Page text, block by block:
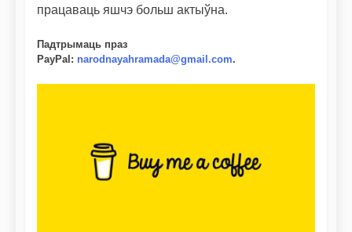
працаваць яшчэ больш актыўна.
Падтрымаць праз
PayPal : narodnayahramada@gmail.com.